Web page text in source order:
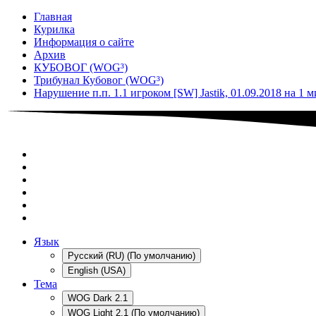
Главная
Курилка
Информация о сайте
Архив
КУБОВОГ (WOG³)
Трибунал Кубовог (WOG³)
Нарушение п.п. 1.1 игроком [SW] Jastik, 01.09.2018 на 1
Язык
Русский (RU) (По умолчанию)
English (USA)
Тема
WOG Dark 2.1
WOG Light 2.1 (По умолчанию)